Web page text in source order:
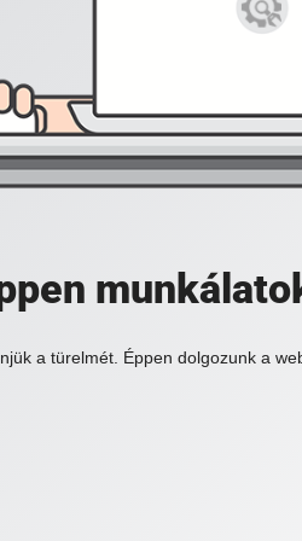
a türelmét. Éppen dolgozunk a